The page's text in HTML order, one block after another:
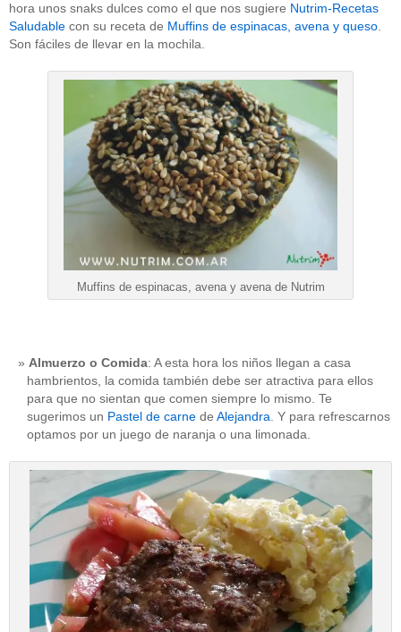
hora unos snaks dulces como el que nos sugiere Nutrim-Recetas
Saludable con su receta de Muffins de espinacas, avena y queso.
Son fáciles de llevar en la mochila.
Muffins de espinacas, avena y avena de Nutrim
Almuerzo o Comida: A esta hora los niños llegan a casa
hambrientos, la comida también debe ser atractiva para ellos
para que no sientan que comen siempre lo mismo. Te
sugerimos un Pastel de carne de Alejandra . Y para refrescarnos
optamos por un juego de naranja o una limonada.